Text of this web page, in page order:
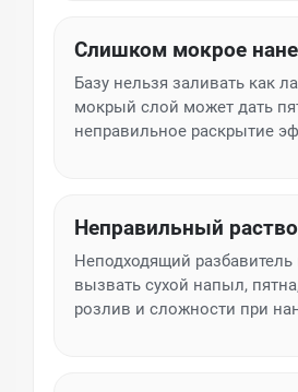
Слишком мокрое
Базу нельзя заливать как
мокрый слой может дать
неправильное раскрытие
Неправильный
Неподходящий
вызвать сухой напыл,
розлив и сложности при